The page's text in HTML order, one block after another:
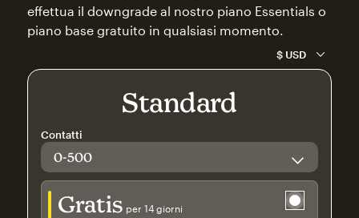
effettua il downgrade al nostro piano Essentials o
piano base gratuito in qualsiasi momento.
Standard
Contatti
Prova gratuita
Gratis per 14 giorni